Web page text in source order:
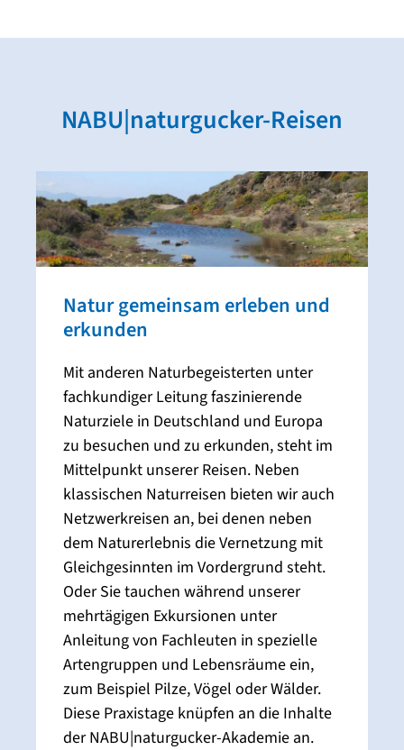
NABU|naturgucker-Reisen
Natur gemeinsam erleben und
erkunden
Mit anderen Naturbegeisterten unter
fachkundiger Leitung faszinierende
Naturziele in Deutschland und Europa
zu besuchen und zu erkunden, steht im
Mittelpunkt unserer Reisen. Neben
klassischen Naturreisen bieten wir auch
Netzwerkreisen an, bei denen neben
dem Naturerlebnis die Vernetzung mit
Gleichgesinnten im Vordergrund steht.
Oder Sie tauchen während unserer
mehrtägigen Exkursionen unter
Anleitung von Fachleuten in spezielle
Artengruppen und Lebensräume ein,
zum Beispiel Pilze, Vögel oder Wälder.
Diese Praxistage knüpfen an die Inhalte
der NABU|naturgucker-Akademie an.